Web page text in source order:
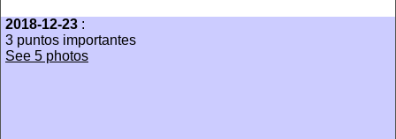
2018-12-23 :
3 puntos importantes
See 5 photos